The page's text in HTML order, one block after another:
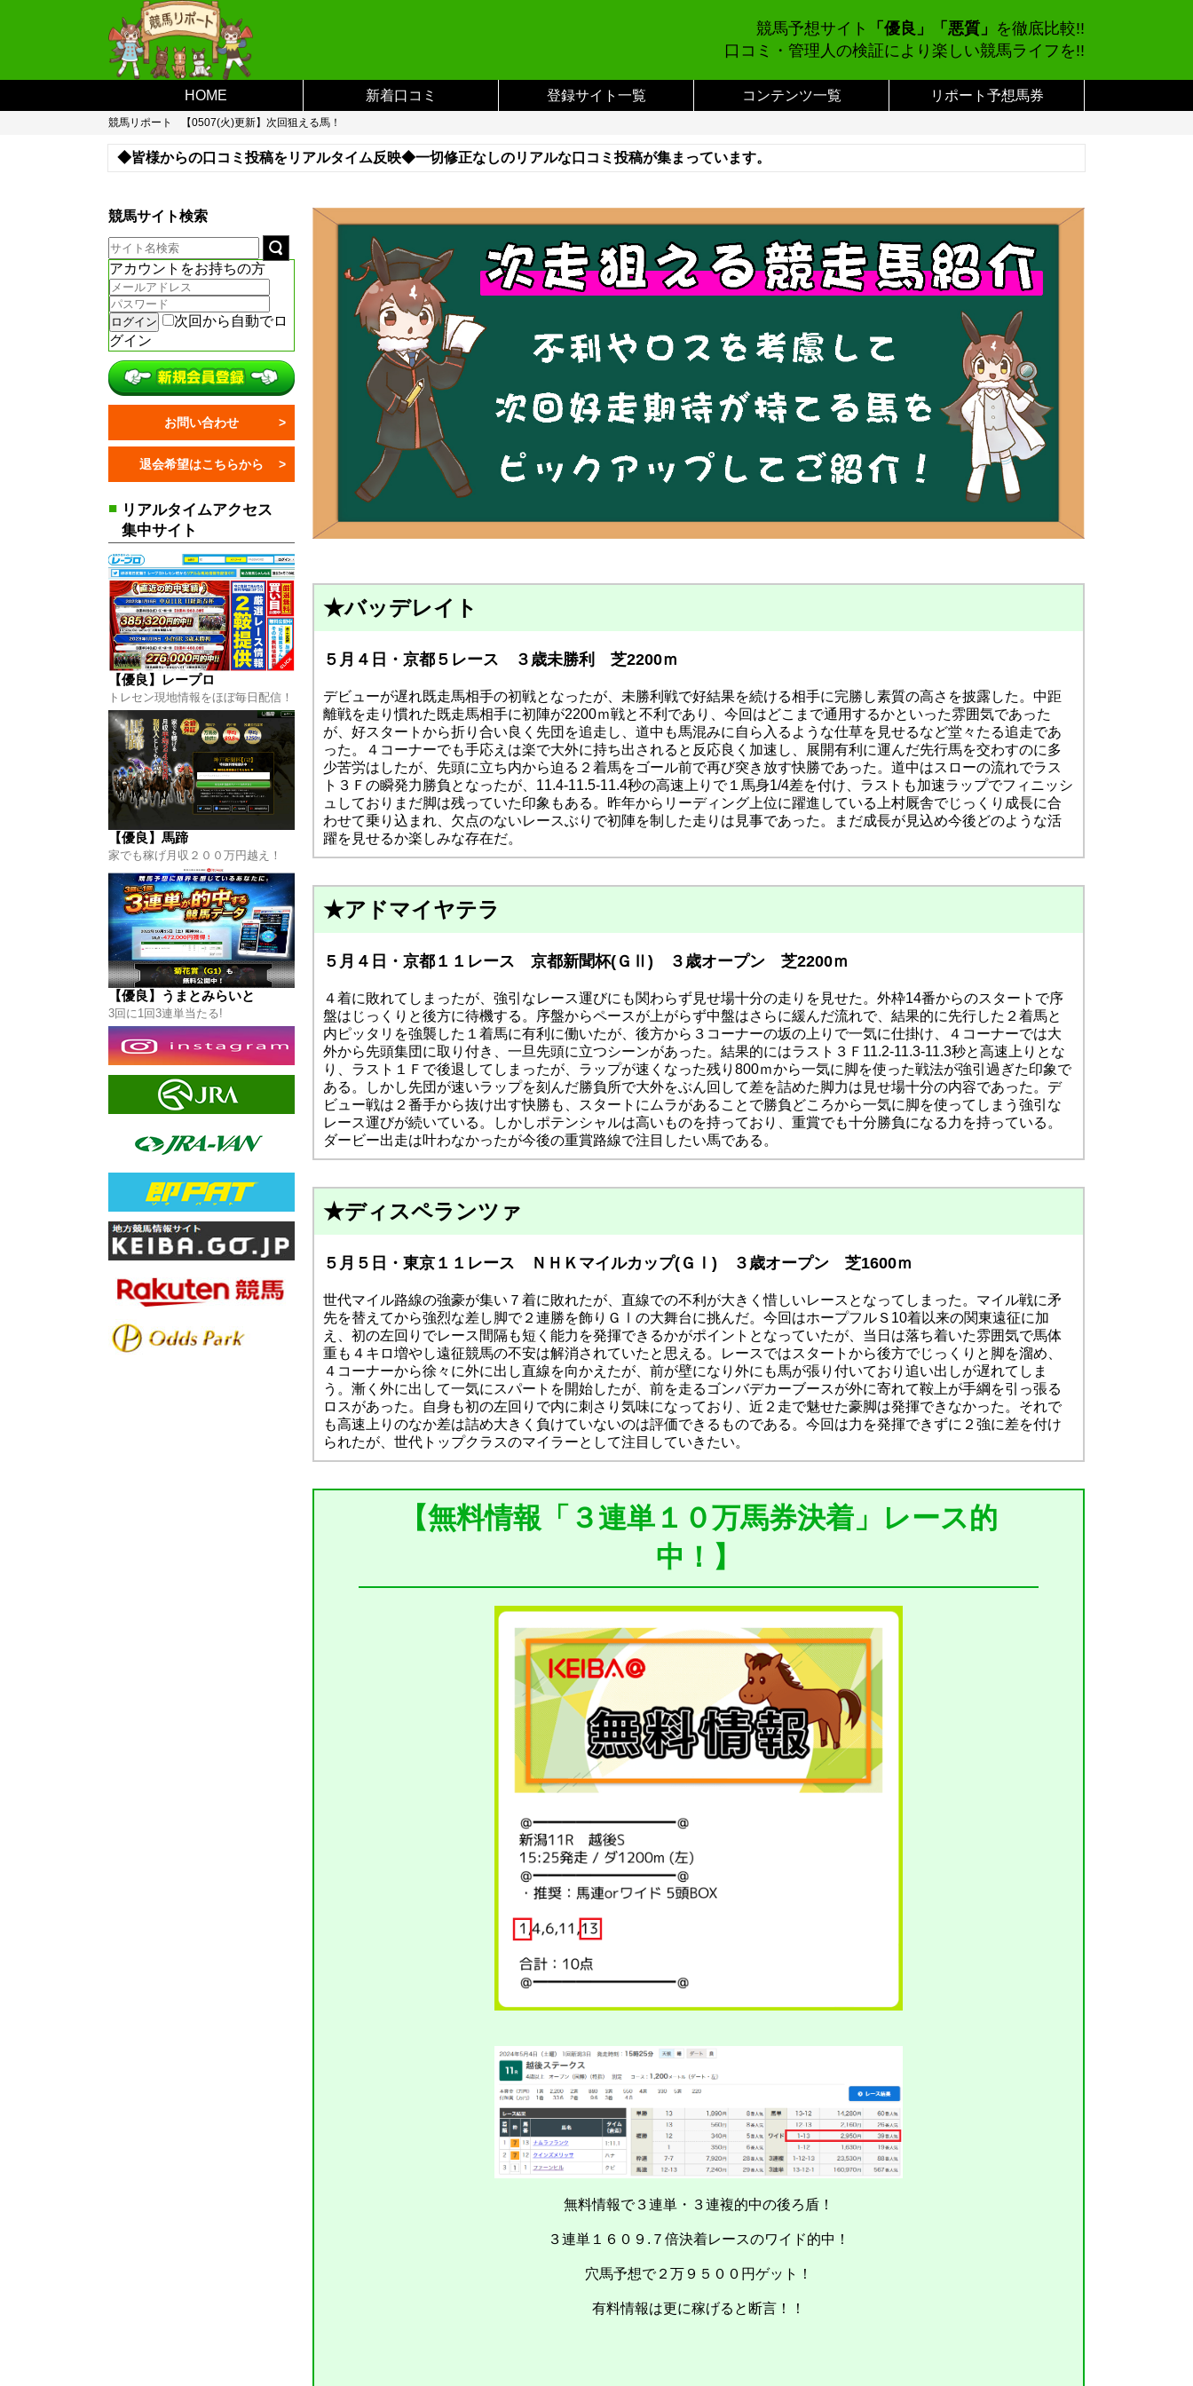
競馬予想サイト 「優良」「悪質」 を徹底比較!!
口コミ・管理人の検証により楽しい競馬ライフを!!
HOME 新着口コミ 登録サイト一覧 コンテンツ一覧 リポート予想馬券
競馬リポート 【0507(火)更新】次回狙える馬！
◆皆様からの口コミ投稿をリアルタイム反映◆一切修正なしのリアルな口コミ投稿が集まっています。
★バッデレイト
５月４日・京都５レース ３歳未勝利 芝2200ｍ
デビューが遅れ既走馬相手の初戦となったが、未勝利戦で好結果を続ける相手に完勝し素質の高さを披露した。中距
離戦を走り慣れた既走馬相手に初陣が2200ｍ戦と不利であり、今回はどこまで通用するかといった雰囲気であった
が、好スタートから折り合い良く先団を追走し、道中も馬混みに自ら入るような仕草を見せるなど堂々たる追走であ
った。４コーナーでも手応えは楽で大外に持ち出されると反応良く加速し、展開有利に運んだ先行馬を交わすのに多
少苦労はしたが、先頭に立ち内から迫る２着馬をゴール前で再び突き放す快勝であった。道中はスローの流れでラス
ト３Ｆの瞬発力勝負となったが、11.4-11.5-11.4秒の高速上りで１馬身1/4差を付け、ラストも加速ラップでフィニッシ
ュしておりまだ脚は残っていた印象もある。昨年からリーディング上位に躍進している上村厩舎でじっくり成長に合
わせて乗り込まれ、欠点のないレースぶりで初陣を制した走りは見事であった。まだ成長が見込め今後どのような活
躍を見せるか楽しみな存在だ。
★アドマイヤテラ
５月４日・京都１１レース 京都新聞杯(ＧⅡ) ３歳オープン 芝2200ｍ
４着に敗れてしまったが、強引なレース運びにも関わらず見せ場十分の走りを見せた。外枠14番からのスタートで序
盤はじっくりと後方に待機する。序盤からペースが上がらず中盤はさらに緩んだ流れで、結果的に先行した２着馬と
内ピッタリを強襲した１着馬に有利に働いたが、後方から３コーナーの坂の上りで一気に仕掛け、４コーナーでは大
外から先頭集団に取り付き、一旦先頭に立つシーンがあった。結果的にはラスト３Ｆ11.2-11.3-11.3秒と高速上りとな
り、ラスト１Ｆで後退してしまったが、ラップが速くなった残り800ｍから一気に脚を使った戦法が強引過ぎた印象で
ある。しかし先団が速いラップを刻んだ勝負所で大外をぶん回して差を詰めた脚力は見せ場十分の内容であった。デ
ビュー戦は２番手から抜け出す快勝も、スタートにムラがあることで勝負どころから一気に脚を使ってしまう強引な
レース運びが続いている。しかしポテンシャルは高いものを持っており、重賞でも十分勝負になる力を持っている。
ダービー出走は叶わなかったが今後の重賞路線で注目したい馬である。
★ディスペランツァ
５月５日・東京１１レース ＮＨＫマイルカップ(ＧⅠ) ３歳オープン 芝1600ｍ
世代マイル路線の強豪が集い７着に敗れたが、直線での不利が大きく惜しいレースとなってしまった。マイル戦に矛
先を替えてから強烈な差し脚で２連勝を飾りＧⅠの大舞台に挑んだ。今回はホープフルＳ10着以来の関東遠征に加
え、初の左回りでレース間隔も短く能力を発揮できるかがポイントとなっていたが、当日は落ち着いた雰囲気で馬体
重も４キロ増やし遠征競馬の不安は解消されていたと思える。レースではスタートから後方でじっくりと脚を溜め、
４コーナーから徐々に外に出し直線を向かえたが、前が壁になり外にも馬が張り付いており追い出しが遅れてしま
う。漸く外に出して一気にスパートを開始したが、前を走るゴンバデカーブースが外に寄れて鞍上が手綱を引っ張る
ロスがあった。自身も初の左回りで内に刺さり気味になっており、近２走で魅せた豪脚は発揮できなかった。それで
も高速上りのなか差は詰め大きく負けていないのは評価できるものである。今回は力を発揮できずに２強に差を付け
られたが、世代トップクラスのマイラーとして注目していきたい。
【無料情報「３連単１０万馬券決着」レース的
中！】
無料情報で３連単・３連複的中の後ろ盾！
３連単１６０９.７倍決着レースのワイド的中！
穴馬予想で２万９５００円ゲット！
有料情報は更に稼げると断言！！
競馬サイト検索
アカウントをお持ちの方
次回から自動でロ
グイン
お問い合わせ
退会希望はこちらから
■ リアルタイムアクセス
集中サイト
【優良】レープロ
トレセン現地情報をほぼ毎日配信！
【優良】馬蹄
家でも稼げ月収２００万円越え！
【優良】うまとみらいと
3回に1回3連単当たる!